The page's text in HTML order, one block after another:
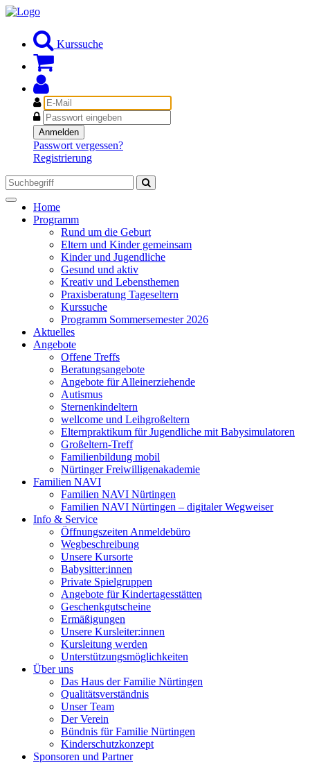
Kurssuche
E-
Mail
Passwort
Anmelden
Passwort vergessen?
Registrierung
Toggle
navigation
Home
Programm
Rund um die Geburt
Eltern und Kinder gemeinsam
Kinder und Jugendliche
Gesund und aktiv
Kreativ und Lebensthemen
Praxisberatung Tageseltern
Kurssuche
Programm Sommersemester 2026
Aktuelles
Angebote
Offene Treffs
Beratungsangebote
Angebote für Alleinerziehende
Autismus
Sternenkindeltern
wellcome und Leihgroßeltern
Elternpraktikum für Jugendliche mit Babysimulatoren
Großeltern-Treff
Familienbildung mobil
Nürtinger Freiwilligenakademie
Familien NAVI
Familien NAVI Nürtingen
Familien NAVI Nürtingen – digitaler Wegweiser
Info & Service
Öffnungszeiten Anmeldebüro
Wegbeschreibung
Unsere Kursorte
Babysitter:innen
Private Spielgruppen
Angebote für Kindertagesstätten
Geschenkgutscheine
Ermäßigungen
Unsere Kursleiter:innen
Kursleitung werden
Unterstützungsmöglichkeiten
Über uns
Das Haus der Familie Nürtingen
Qualitätsverständnis
Unser Team
Der Verein
Bündnis für Familie Nürtingen
Kinderschutzkonzept
Sponsoren und Partner